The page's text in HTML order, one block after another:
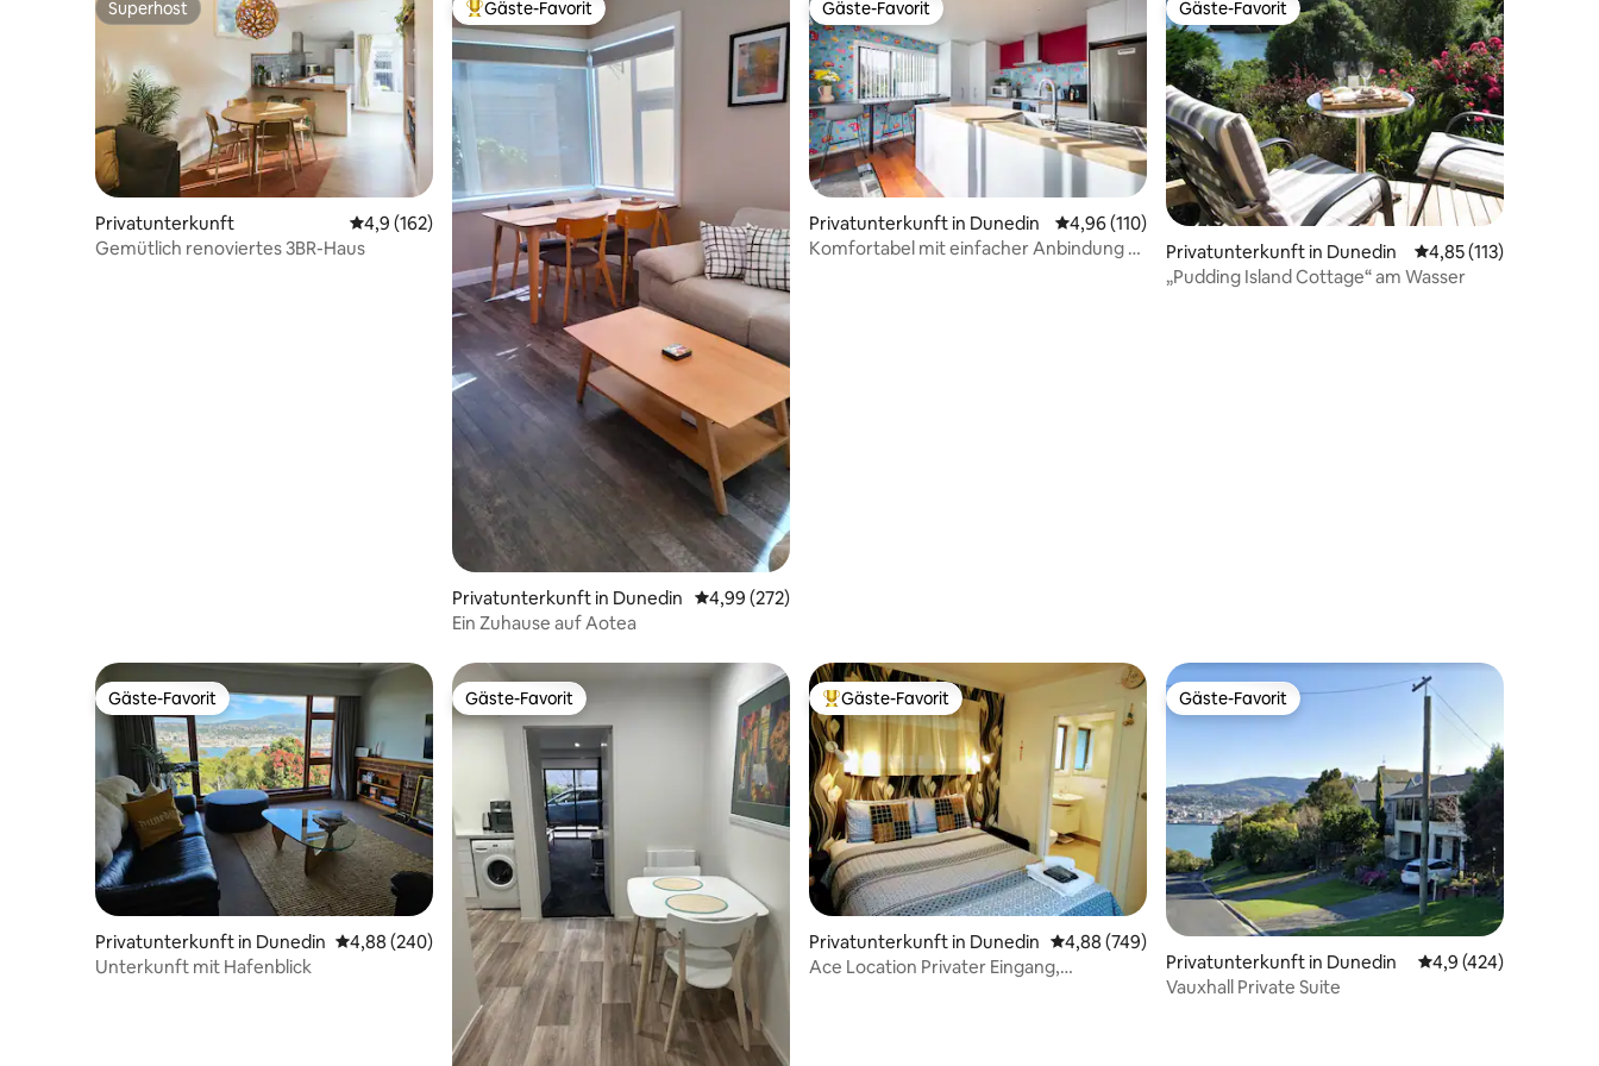
Superhost
Superhost
Privatunterkunft Durchschnittliche Bewertung: 4,9 von 5, 162 Bewertungen
4,9 (162)
Gemütlich renoviertes 3BR-Haus
Beliebter Gäste-Favorit.
Gäste-Favorit
Privatunterkunft in Dunedin Durchschnittliche Bewertung: 4,99 von 5, 272 Bewertungen
4,99 (272)
Ein Zuhause auf Aotea
Gäste-Favorit
Gäste-Favorit
Privatunterkunft in Dunedin Durchschnittliche Bewertung: 4,96 von 5, 110 Bewertungen
4,96 (110)
Komfortabel mit einfacher Anbindung &
Gäste-Favorit
Gäste-Favorit
Privatunterkunft in Dunedin Durchschnittliche
4,85 (113)
„Pudding Island Cottage“ am Wasser
Gäste-Favorit
Gäste-Favorit
Privatunterkunft in Dunedin Durchschnittliche Bewertung: 4,88 von 5, 240 Bewertungen
4,88 (240)
Unterkunft mit Hafenblick
Gäste-Favorit
Gäste-Favorit Beliebter Gäste-Favorit.
Gäste-Favorit
Privatunterkunft in Dunedin Durchschnittliche Bewertung: 4,88 von 5, 749 Bewertungen
4,88 (749)
Ace Location Privater Eingang,
Gäste-Favorit
Gäste-Favorit
Privatunterkunft in Dunedin Durchschnittliche
4,9 (424)
Vauxhall Private Suite